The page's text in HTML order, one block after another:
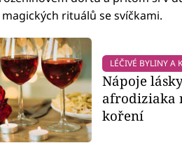
magických rituálů se svíčkami.
LÉČIVÉ BYLINY A
Nápoje
afrodiziaka
koření